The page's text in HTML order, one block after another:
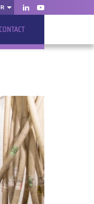
LinkedInYoutube
CONTACT